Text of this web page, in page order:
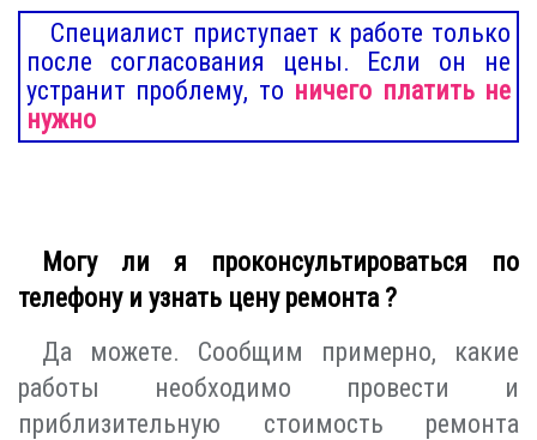
Специалист приступает к работе только
после согласования цены. Если он не
устранит проблему, то ничего платить не
нужно
Могу ли я проконсультироваться по
телефону и узнать цену ремонта ?
Да можете. Сообщим примерно, какие
работы необходимо провести и
приблизительную стоимость ремонта